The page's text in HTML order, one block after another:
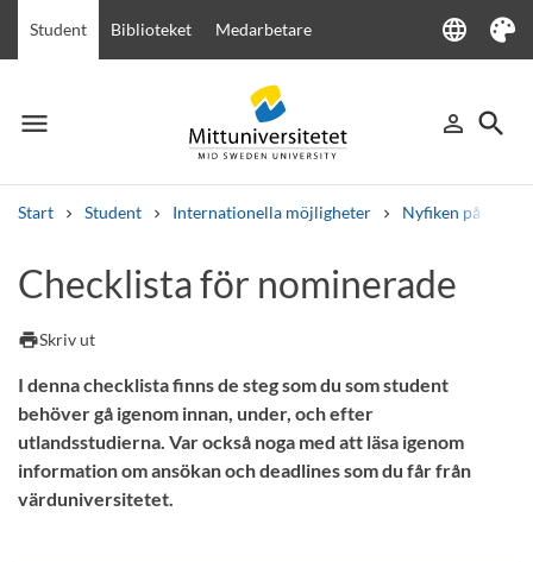
Student Biblioteket Medarbetare language
Language
Tema
menu
Meny person_outline
Logga in
search
Sök
Start Student Internationella möjligheter Nyfiken på att
Andra söktjänster
Kurser och program
Checklista för nominerade
printSkriv ut
I denna checklista finns de steg som du som student
behöver gå igenom innan, under, och efter
utlandsstudierna. Var också noga med att läsa igenom
information om ansökan och deadlines som du får från
värduniversitetet.